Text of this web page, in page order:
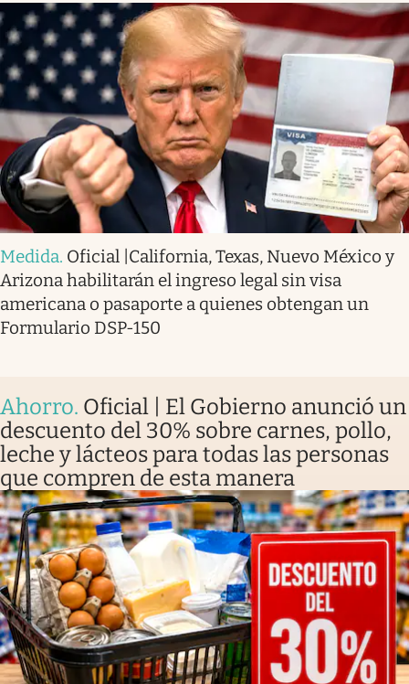
Medida. Oficial |California, Texas, Nuevo México y
Arizona habilitarán el ingreso legal sin visa
americana o pasaporte a quienes obtengan un
Formulario DSP-150
Ahorro. Oficial | El Gobierno anunció un
descuento del 30% sobre carnes, pollo,
leche y lácteos para todas las personas
que compren de esta manera